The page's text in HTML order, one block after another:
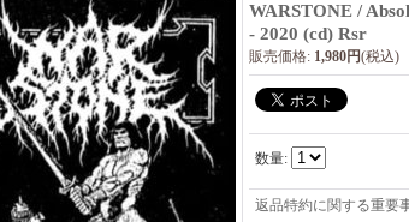
WARSTONE /
- 2020 (cd) Rsr
販売価格: 1,980円(税込)
数量:
返品特約に関する重要